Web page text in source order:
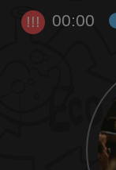
!!! 00:00